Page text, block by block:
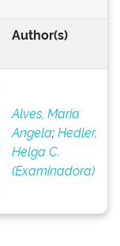
Author(s)
Alves, Maria
Angela;Hedler,
Helga C.
(Examinadora)